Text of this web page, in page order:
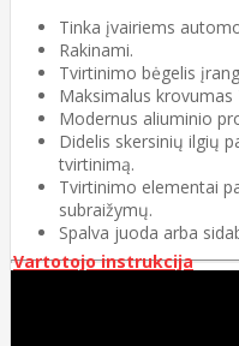
Tinka įvairiems
Rakinami.
Tvirtinimo bėgelis
Maksimalus krovumas
Modernus aliuminio
Didelis skersinių ilgių
tvirtinimą.
Tvirtinimo elementai
subraižymų.
Spalva juoda arba
Vartotojo instrukcija